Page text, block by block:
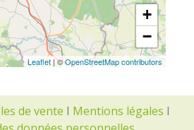
+
−
Leaflet | ©OpenStreetMap contributors
de vente I Mentions légales I